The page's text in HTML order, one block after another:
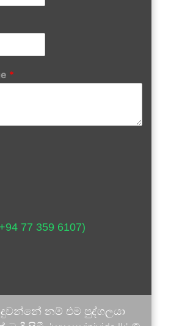
*
77 359 6107)
නම් එම පුද්ගලයා